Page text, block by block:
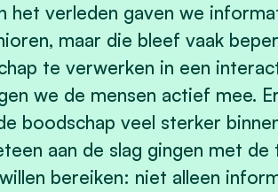
het verleden gaven we
maar die bleef vaak
te verwerken in een
we de mensen actief mee.
boodschap veel sterker
aan de slag gingen met de
bereiken: niet alleen